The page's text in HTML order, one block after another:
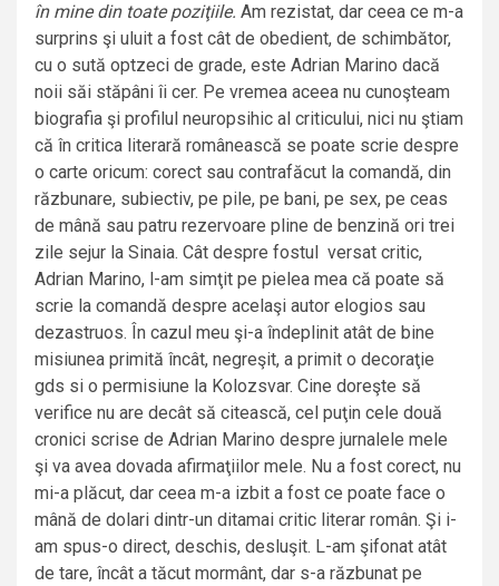
în mine din toate poziţiile. Am rezistat, dar ceea ce m-a
surprins şi uluit a fost cât de obedient, de schimbător,
cu o sută optzeci de grade, este Adrian Marino dacă
noii săi stăpâni îi cer. Pe vremea aceea nu cunoşteam
biografia şi profilul neuropsihic al criticului, nici nu ştiam
că în critica literară românească se poate scrie despre
o carte oricum: corect sau contrafăcut la comandă, din
răzbunare, subiectiv, pe pile, pe bani, pe sex, pe ceas
de mână sau patru rezervoare pline de benzină ori trei
zile sejur la Sinaia. Cât despre fostul versat critic,
Adrian Marino, l-am simţit pe pielea mea că poate să
scrie la comandă despre acelaşi autor elogios sau
dezastruos. În cazul meu şi-a îndeplinit atât de bine
misiunea primită încât, negreşit, a primit o decoraţie
gds si o permisiune la Kolozsvar. Cine doreşte să
verifice nu are decât să citească, cel puţin cele două
cronici scrise de Adrian Marino despre jurnalele mele
şi va avea dovada afirmaţiilor mele. Nu a fost corect, nu
mi-a plăcut, dar ceea m-a izbit a fost ce poate face o
mână de dolari dintr-un ditamai critic literar român. Şi i-
am spus-o direct, deschis, desluşit. L-am şifonat atât
de tare, încât a tăcut mormânt, dar s-a răzbunat pe